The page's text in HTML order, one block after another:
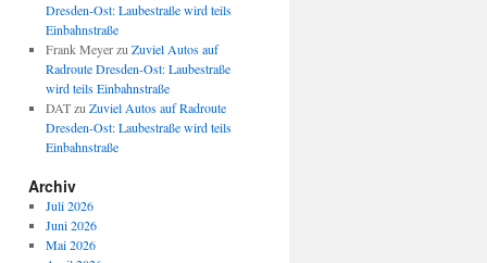
Dresden-Ost: Laubestraße wird teils
Einbahnstraße
Frank Meyerzu Zuviel Autos auf
Radroute Dresden-Ost: Laubestraße
wird teils Einbahnstraße
DATzu Zuviel Autos auf Radroute
Dresden-Ost: Laubestraße wird teils
Einbahnstraße
Archiv
Juli 2026
Juni 2026
Mai 2026